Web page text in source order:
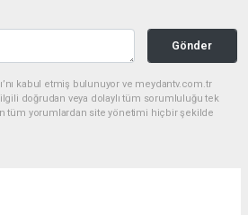
Gönder
kabul etmiş bulunuyor ve meydantv.com.tr
ilgili doğrudan veya dolaylı tüm sorumluluğu tek
tüm yorumlardan site yönetimi hiçbir şekilde